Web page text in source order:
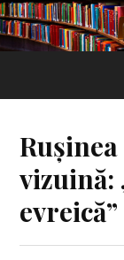
vizuină:
evreică”